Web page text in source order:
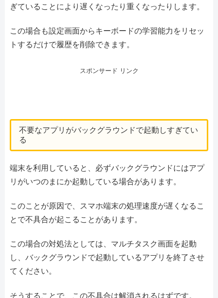
ぎていることにより遅くなったり重くなったりします。
この場合も設定画面からキーボードの学習能力をリセッ
トするだけで履歴を削除できます。
スポンサード リンク
不要なアプリがバックグラウンドで起動しすぎてい
る
端末を利用していると、必ずバックグラウンドにはアプ
リがいつのまにか起動している場合があります。
このことが原因で、スマホ端末の処理速度が遅くなるこ
とで不具合が起こることがあります。
この場合の対処法としては、マルチタスク画面を起動
し、バックグラウンドで起動しているアプリを終了させ
てください。
そうすることで、この不具合は解消されるはずです。